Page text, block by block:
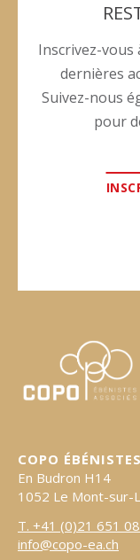
Inscrivez-vous
dernières
Suivez-nous
pour
COPO
En Budron H14
1052 Le Mont-sur-
T. +41 (0)21 651
info@copo-ea.ch